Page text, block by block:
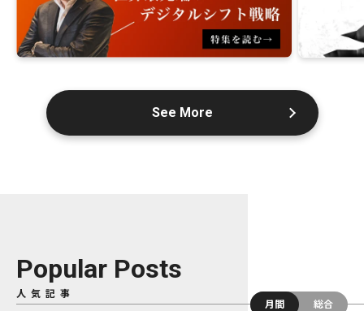
See More
Popular Posts
人気記事
月間
総合